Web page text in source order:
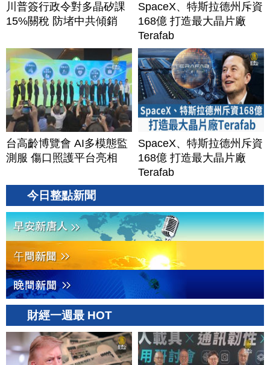
川普簽行政令對多晶矽課
15%關稅 防堵中共傾銷
SpaceX、特斯拉德州斥資
168億 打造最大晶片廠
Terafab
台高齡博覽會 AI多模態監
測服 傷口照護平台亮相
SpaceX、特斯拉德州斥資
168億 打造最大晶片廠
Terafab
今日整點新聞
財經一週最 HOT